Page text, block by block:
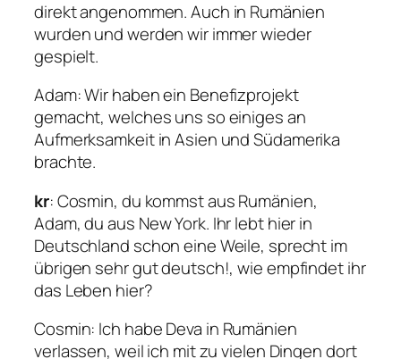
direkt angenommen. Auch in Rumänien
wurden und werden wir immer wieder
gespielt.
Adam: Wir haben ein Benefizprojekt
gemacht, welches uns so einiges an
Aufmerksamkeit in Asien und Südamerika
brachte.
kr: Cosmin, du kommst aus Rumänien,
Adam, du aus New York. Ihr lebt hier in
Deutschland schon eine Weile, sprecht im
übrigen sehr gut deutsch!, wie empfindet ihr
das Leben hier?
Cosmin: Ich habe Deva in Rumänien
verlassen, weil ich mit zu vielen Dingen dort